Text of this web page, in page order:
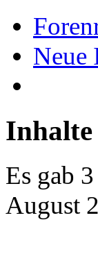
Neue
Es gab
August